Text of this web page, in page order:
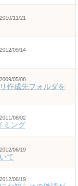
11/21
09/14
05/08
作成先フォルダを
08/02
ミング
06/19
て
06/19